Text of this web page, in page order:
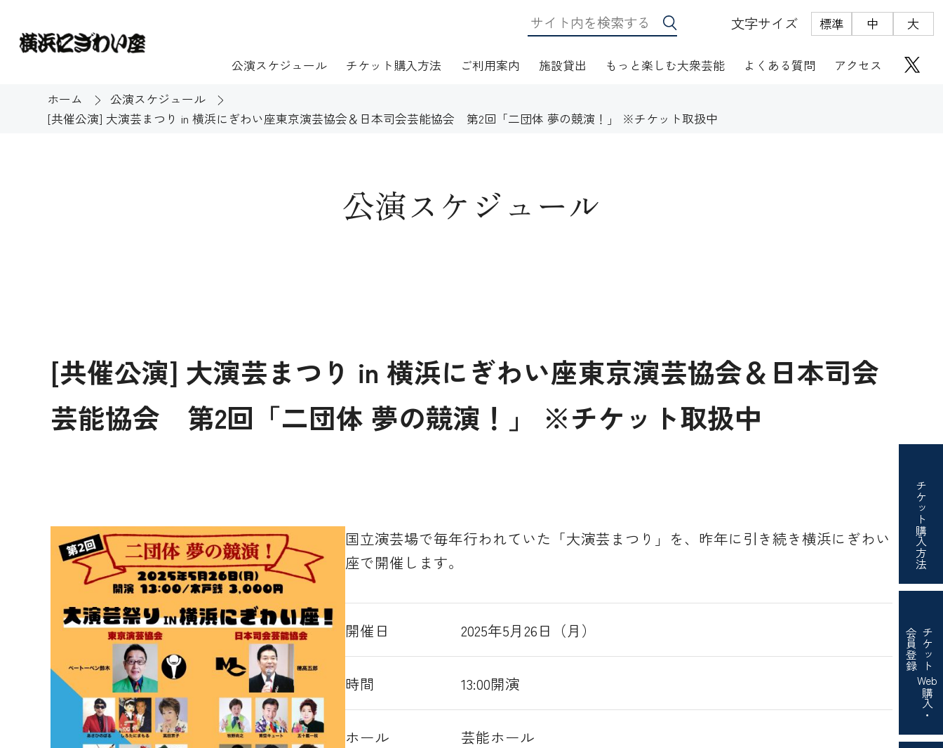
文字サイズ 標準 中 大
公演スケジュール チケット購入方法 ご利用案内
無線LAN(Wi-Fi)利用案内
施設貸出 もっと楽しむ大衆芸能
演芸Ｑ＆Ａ
よくある質問 アクセス
チケット
購入方法
チケット
Web
購入・
会員登録
ホーム
公演スケジュール
[共催公演] 大演芸まつり in 横浜にぎわい座東京演芸協会＆日本司会芸能協会 第2回「二団体 夢の競演！」 ※チケット取扱中
公演スケジュール
[共催公演] 大演芸まつり in 横浜にぎわい座東京演芸協会＆日本司会
芸能協会 第2回「二団体 夢の競演！」 ※チケット取扱中
国立演芸場で毎年行われていた「大演芸まつり」を、昨年に引き続き横浜にぎわい
座で開催します。
開催日 2025年5月26日（月）
時間 13:00開演
ホール 芸能ホール